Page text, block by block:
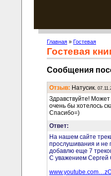
Главная » Гостевая
Гостевая
Сообщения
Отзыв: Натусик.
Здравствуйте!
очень бы хотелось
Спасибо=)
Ответ:
На нашем сайте
прослушивания и не
добавлю еще 7
С уважением Сергей